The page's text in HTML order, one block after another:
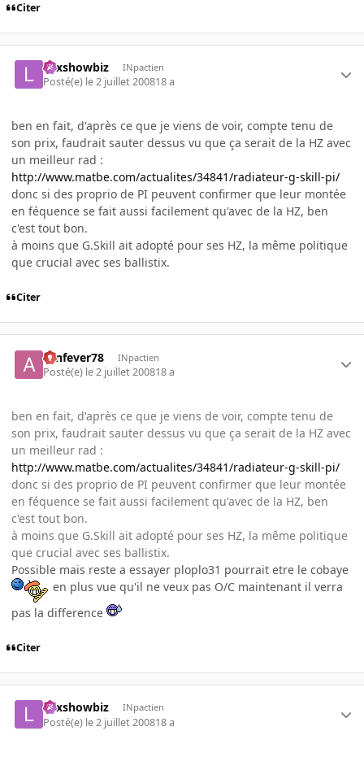
Citer
Lexshowbiz INpactien
Posté(e) le 2 juillet 200818 a
ben en fait, d'après ce que je viens de voir, compte tenu de
son prix, faudrait sauter dessus vu que ça serait de la HZ avec
un meilleur rad :
http://www.matbe.com/actualites/34841/radiateur-g-skill-pi/
donc si des proprio de PI peuvent confirmer que leur montée
en féquence se fait aussi facilement qu'avec de la HZ, ben
c'est tout bon.
à moins que G.Skill ait adopté pour ses HZ, la même politique
que crucial avec ses ballistix.
Citer
aznfever78 INpactien
Posté(e) le 2 juillet 200818 a
ben en fait, d'après ce que je viens de voir, compte tenu de
son prix, faudrait sauter dessus vu que ça serait de la HZ avec
un meilleur rad :
http://www.matbe.com/actualites/34841/radiateur-g-skill-pi/
donc si des proprio de PI peuvent confirmer que leur montée
en féquence se fait aussi facilement qu'avec de la HZ, ben
c'est tout bon.
à moins que G.Skill ait adopté pour ses HZ, la même politique
que crucial avec ses ballistix.
Possible mais reste a essayer ploplo31 pourrait etre le cobaye
en plus vue qu'il ne veux pas O/C maintenant il verra
pas la difference
Citer
Lexshowbiz INpactien
Posté(e) le 2 juillet 200818 a